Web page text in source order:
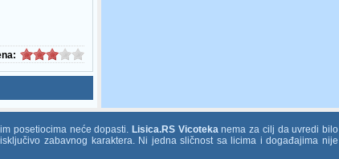
posetiocima neće dopasti. Lisica.RS Vicotekanema za cilj da uvredi bilo
zabavnog karaktera. Ni jedna sličnost sa licima i događajima nije